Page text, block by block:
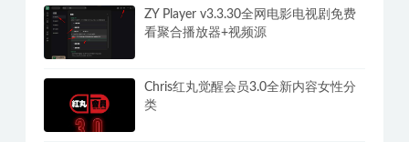
ZY Player v3.3.30全网电影电视剧免费
看聚合播放器+视频源
Chris红丸觉醒会员3.0全新内容女性分
类